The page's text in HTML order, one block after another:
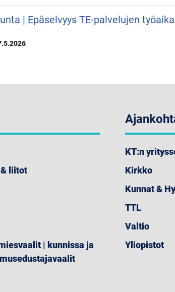
| Epäselvyys TE-palvelujen
liitot
| kunnissa ja
KT:n
Kirkko
Kunnat &
TTL
Valtio
Yliopistot